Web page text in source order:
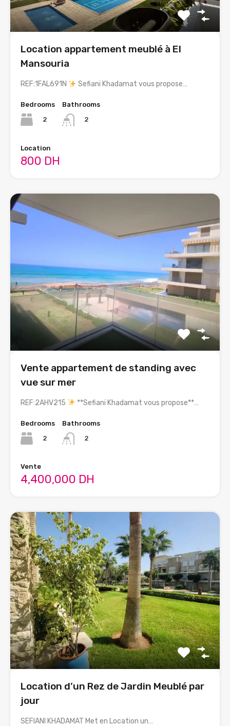
Location appartement meublé à El
Mansouria
REF:1FAL691N Sefiani Khadamat vous propose…
Bedrooms
2
Bathrooms
2
Location
800 DH
Vente appartement de standing avec
vue sur mer
REF:2AHV215 **Sefiani Khadamat vous propose**…
Bedrooms
2
Bathrooms
2
Vente
4,400,000 DH
Location d’un Rez de Jardin Meublé par
jour
SEFIANI KHADAMAT Met en Location un…